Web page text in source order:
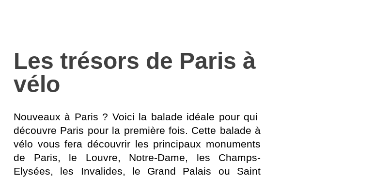
Les trésors de Paris à
vélo
Nouveaux à Paris ? Voici la balade idéale pour qui
découvre Paris pour la première fois. Cette balade à
vélo vous fera découvrir les principaux monuments
de Paris, le Louvre, Notre-Dame, les Champs-
Elysées, les Invalides, le Grand Palais ou Saint